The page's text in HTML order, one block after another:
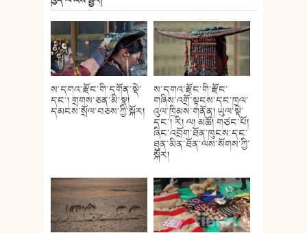
ས་དགའ་རྫོང་གི་དགོན་སྡེ་
དང་། གྲགས་ཅན་མི་སྣ།
དམངས་སྲོལ་བཅས་ཀྱི་སྐོར།
ས་དགའ་རྫོང་གི་རྫོང་
གཞིས་འགྲོ་སྟངས་དང་ཁྲལ་
འུལ་ཁྲིམས་གནོན། ཡུལ་སྡེ་
དང་། རི། ལ། མཚོ། གཙང་པོ།
ཞིང་འབྲོག་ཐོན་ཁུངས་དང་
ཐུན་མིན་ཐོན་ལས་སོགས་ཀྱི་
སྐོར།